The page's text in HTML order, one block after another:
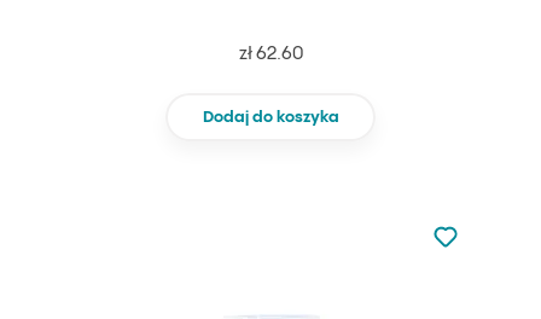
zł 62.60
Dodaj do koszyka
Nie dodano
Dodaj do